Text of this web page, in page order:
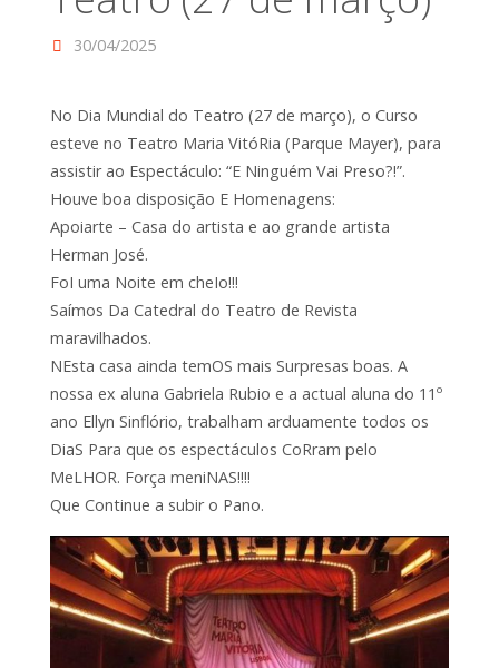
30/04/2025
No Dia Mundial do Teatro (27 de março), o Curso
esteve no Teatro Maria VitóRia (Parque Mayer), para
assistir ao Espectáculo: “E Ninguém Vai Preso?!”.
Houve boa disposição E Homenagens:
Apoiarte – Casa do artista e ao grande artista
Herman José.
FoI uma Noite em cheIo!!!
Saímos Da Catedral do Teatro de Revista
maravilhados.
NEsta casa ainda temOS mais Surpresas boas. A
nossa ex aluna Gabriela Rubio e a actual aluna do 11º
ano Ellyn Sinflório, trabalham arduamente todos os
DiaS Para que os espectáculos CoRram pelo
MeLHOR. Força meniNAS!!!!
Que Continue a subir o Pano.